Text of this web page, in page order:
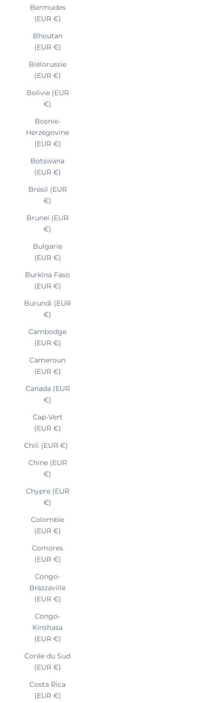
Bermudes
(EUR €)
Bhoutan
(EUR €)
Biélorussie
(EUR €)
Bolivie (EUR
€)
Bosnie-
Herzégovine
(EUR €)
Botswana
(EUR €)
Brésil (EUR
€)
Brunei (EUR
€)
Bulgarie
(EUR €)
Burkina Faso
(EUR €)
Burundi (EUR
€)
Cambodge
(EUR €)
Cameroun
(EUR €)
Canada (EUR
€)
Cap-Vert
(EUR €)
Chili (EUR €)
Chine (EUR
€)
Chypre (EUR
€)
Colombie
(EUR €)
Comores
(EUR €)
Congo-
Brazzaville
(EUR €)
Congo-
Kinshasa
(EUR €)
Corée du Sud
(EUR €)
Costa Rica
(EUR €)